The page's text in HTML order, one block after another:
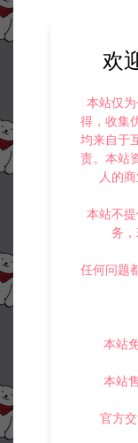
本站资源售价只
使用。
如果本站有侵犯
本站提供的所有
业用途，请大家不要
冷雨泽ღ
欢
本站仅
得，收集
均来自于
责。本站
人的
本站不
务，
任何问题
本站
本站
官方